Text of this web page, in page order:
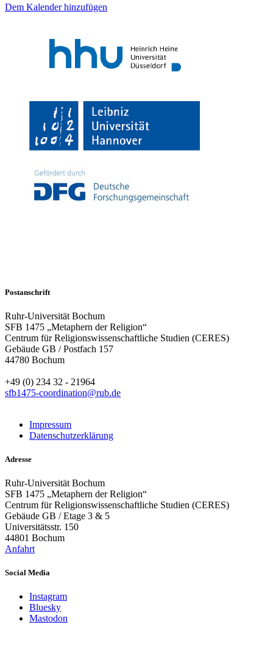
Dem Kalender hinzufügen
Postanschrift
Ruhr-Universität Bochum
SFB 1475 „Metaphern der Religion“
Centrum für Religionswissenschaftliche Studien (CERES)
Gebäude GB / Postfach 157
44780 Bochum
+49 (0) 234 32 - 21964
sfb1475-coordination@rub.de
Impressum
Datenschutzerklärung
Adresse
Ruhr-Universität Bochum
SFB 1475 „Metaphern der Religion“
Centrum für Religionswissenschaftliche Studien (CERES)
Gebäude GB / Etage 3 & 5
Universitätsstr. 150
44801 Bochum
Anfahrt
Social Media
Instagram
Bluesky
Mastodon